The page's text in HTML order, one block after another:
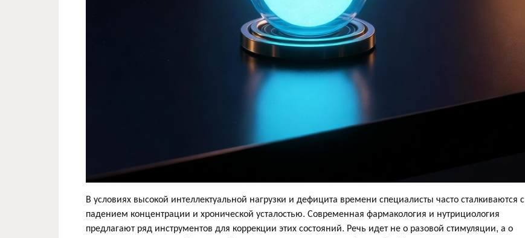
​В условиях высокой интеллектуальной нагрузки и дефицита времени специалисты часто сталкиваются с
падением концентрации и хронической усталостью. Современная фармакология и нутрициология
предлагают ряд инструментов для коррекции этих состояний. Речь идет не о разовой стимуляции, а о